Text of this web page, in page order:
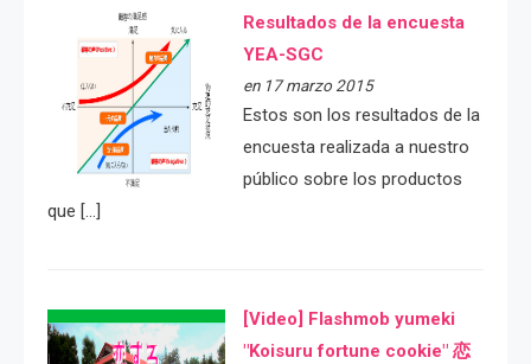
Resultados de la encuesta
YEA-SGC
en 17 marzo 2015
Estos son los resultados de la
encuesta realizada a nuestro
público sobre los productos
que […]
[Video] Flashmob yumeki
"Koisuru fortune cookie" 恋